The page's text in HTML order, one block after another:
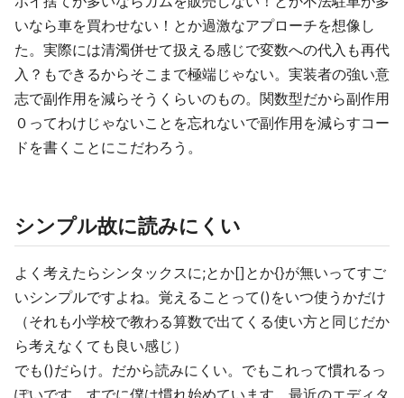
いなら車を買わせない！とか過激なアプローチを想像し
た。実際には清濁併せて扱える感じで変数への代入も再代
入？もできるからそこまで極端じゃない。実装者の強い意
志で副作用を減らそうくらいのもの。関数型だから副作用
０ってわけじゃないことを忘れないで副作用を減らすコー
ドを書くことにこだわろう。
シンプル故に読みにくい
よく考えたらシンタックスに;とか[]とか{}が無いってすご
いシンプルですよね。覚えることって()をいつ使うかだけ
（それも小学校で教わる算数で出てくる使い方と同じだか
ら考えなくても良い感じ）
でも()だらけ。だから読みにくい。でもこれって慣れるっ
ぽいです。すでに僕は慣れ始めています。最近のエディタ